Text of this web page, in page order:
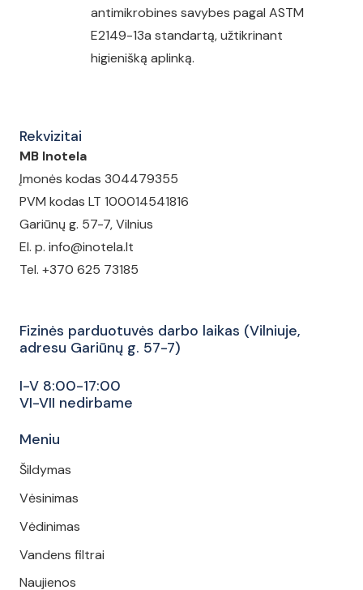
antimikrobines savybes pagal ASTM
E2149-13a standartą, užtikrinant
higienišką aplinką.
Rekvizitai
MB Inotela
Įmonės kodas 304479355
PVM kodas LT 100014541816
Gariūnų g. 57-7, Vilnius
El. p. info@inotela.lt
Tel. +370 625 73185
Fizinės parduotuvės darbo laikas (Vilniuje,
adresu Gariūnų g. 57-7)
I-V 8:00-17:00
VI-VII nedirbame
Meniu
Šildymas
Vėsinimas
Vėdinimas
Vandens filtrai
Naujienos